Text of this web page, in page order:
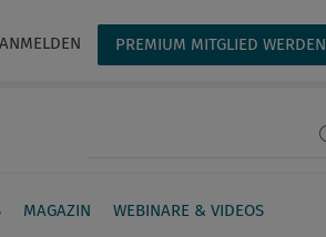
ANMELDEN PREMIUM MITGLIED WERDEN
MAGAZIN WEBINARE & VIDEOS